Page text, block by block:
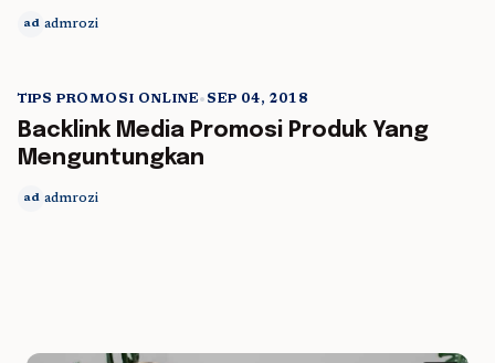
ad admrozi
5 min read
TIPS PROMOSI ONLINE• SEP 04, 2018
Backlink Media Promosi Produk Yang
Menguntungkan
ad admrozi